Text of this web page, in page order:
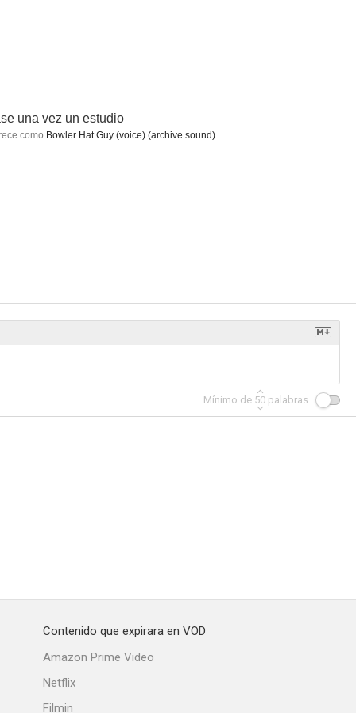
una vez un estudio
como Bowler Hat Guy (voice) (archive sound)
Mínimo de 50 palabras
Contenido que expirara en VOD
Amazon Prime Video
Netflix
Filmin